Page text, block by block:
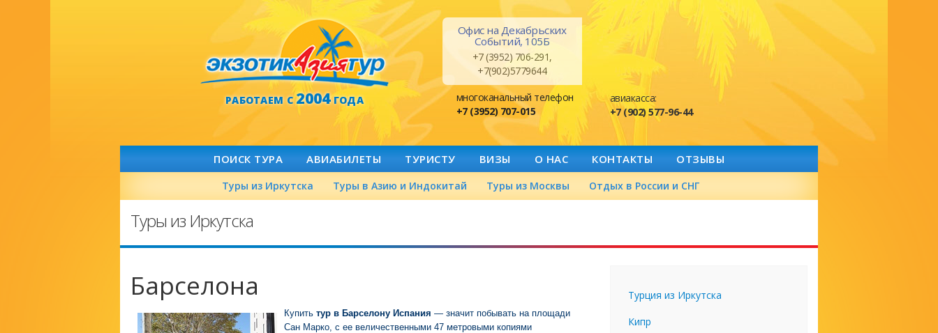
РАБОТАЕМ С2004ГОДА
Офис на Декабрьских
Событий, 105Б
+7 (3952) 706-291,
+7(902)5779644
многоканальный телефон
+7 (3952) 707-015
авиакасса:
+7 (902) 577-96-44
ПОИСК ТУРА АВИАБИЛЕТЫ ТУРИСТУ ВИЗЫ О НАС КОНТАКТЫ ОТЗЫВЫ
Туры из Иркутска Туры в Азию и Индокитай Туры из Москвы Отдых в России и СНГ
Туры из Иркутска
Барселона
Купить тур в Барселону Испания — значит побывать на площади
Сан Марко, с ее величественными 47 метровыми копиями
Турция из Иркутска
Кипр